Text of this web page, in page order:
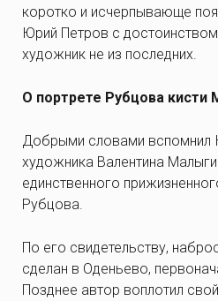
коротко и исчерпывающе
Юрий Петров с
художник не из последних.
О портрете Рубцова кисти
Добрыми словами вспомнил
художника Валентина
единственного
Рубцова.
По его свидетельству,
сделан в Оденьево,
Позднее автор воплотил